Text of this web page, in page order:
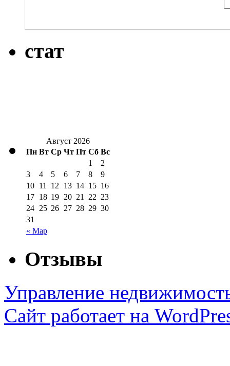
стат
Август 2026
Пн Вт Ср Чт Пт Сб Вс
« Мар
1
2
3
4 5 6 7 8
9
10 11 12 13 14 15 16
17 18 19 20 21 22 23
24 25 26 27 28 29 30
31
Отзывы
Управление
Сайт работает на